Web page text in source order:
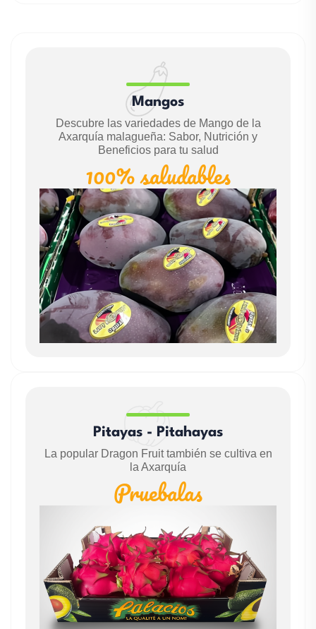
Mangos
Descubre las variedades de Mango de la
Axarquía malagueña: Sabor, Nutrición y
Beneficios para tu salud
100% saludables
Pitayas - Pitahayas
La popular Dragon Fruit también se cultiva en
la Axarquía
Pruebalas